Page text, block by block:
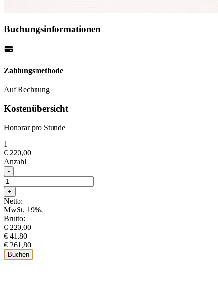
Buchungsinformationen
Zahlungsmethode
Auf Rechnung
Kostenübersicht
Honorar pro Stunde
1
€ 220,00
Anzahl
-
+
Netto:
MwSt. 19%:
Brutto:
€ 220,00
€ 41,80
€ 261,80
Buchen